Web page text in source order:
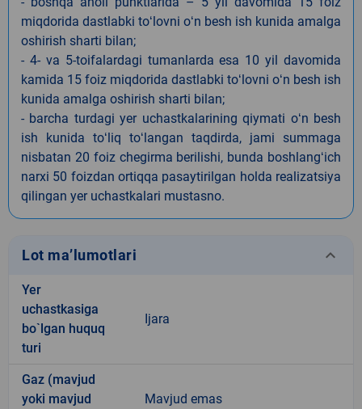
miqdorida dastlabki toʻlovni oʻn besh ish kunida amalga
oshirish sharti bilan;
- 4- va 5-toifalardagi tumanlarda esa 10 yil davomida
kamida 15 foiz miqdorida dastlabki toʻlovni oʻn besh ish
kunida amalga oshirish sharti bilan;
- barcha turdagi yer uchastkalarining qiymati oʻn besh
ish kunida toʻliq toʻlangan taqdirda, jami summaga
nisbatan 20 foiz chegirma berilishi, bunda boshlangʻich
narxi 50 foizdan ortiqqa pasaytirilgan holda realizatsiya
qilingan yer uchastkalari mustasno.
Lot ma’lumotlari keyboard_arrow_down
Yer
uchastkasiga
bo`lgan huquq
turi
Ijara
Gaz (mavjud
yoki mavjud
Mavjud emas